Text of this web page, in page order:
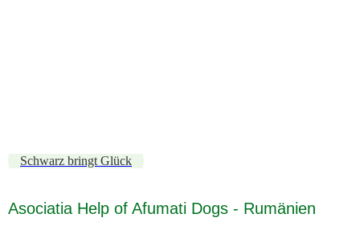
Schwarz bringt Glück
Asociatia Help of Afumati Dogs - Rumänien